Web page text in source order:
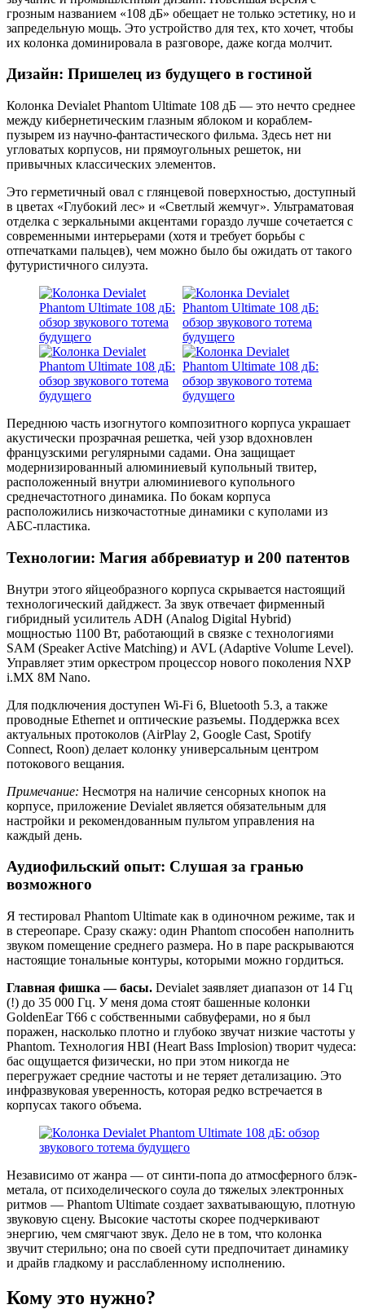
грозным названием «108 дБ» обещает не только эстетику, но и
запредельную мощь. Это устройство для тех, кто хочет, чтобы
их колонка доминировала в разговоре, даже когда молчит.
Дизайн: Пришелец из будущего в гостиной
Колонка Devialet Phantom Ultimate 108 дБ — это нечто среднее
между кибернетическим глазным яблоком и кораблем-
пузырем из научно-фантастического фильма. Здесь нет ни
угловатых корпусов, ни прямоугольных решеток, ни
привычных классических элементов.
Это герметичный овал с глянцевой поверхностью, доступный
в цветах «Глубокий лес» и «Светлый жемчуг». Ультраматовая
отделка с зеркальными акцентами гораздо лучше сочетается с
современными интерьерами (хотя и требует борьбы с
отпечатками пальцев), чем можно было бы ожидать от такого
футуристичного силуэта.
Переднюю часть изогнутого композитного корпуса украшает
акустически прозрачная решетка, чей узор вдохновлен
французскими регулярными садами. Она защищает
модернизированный алюминиевый купольный твитер,
расположенный внутри алюминиевого купольного
среднечастотного динамика. По бокам корпуса
расположились низкочастотные динамики с куполами из
АБС-пластика.
Технологии: Магия аббревиатур и 200 патентов
Внутри этого яйцеобразного корпуса скрывается настоящий
технологический дайджест. За звук отвечает фирменный
гибридный усилитель ADH (Analog Digital Hybrid)
мощностью 1100 Вт, работающий в связке с технологиями
SAM (Speaker Active Matching) и AVL (Adaptive Volume Level).
Управляет этим оркестром процессор нового поколения NXP
i.MX 8M Nano.
Для подключения доступен Wi-Fi 6, Bluetooth 5.3, а также
проводные Ethernet и оптические разъемы. Поддержка всех
актуальных протоколов (AirPlay 2, Google Cast, Spotify
Connect, Roon) делает колонку универсальным центром
потокового вещания.
Примечание: Несмотря на наличие сенсорных кнопок на
корпусе, приложение Devialet является обязательным для
настройки и рекомендованным пультом управления на
каждый день.
Аудиофильский опыт: Слушая за гранью
возможного
Я тестировал Phantom Ultimate как в одиночном режиме, так и
в стереопаре. Сразу скажу: один Phantom способен наполнить
звуком помещение среднего размера. Но в паре раскрываются
настоящие тональные контуры, которыми можно гордиться.
Главная фишка — басы. Devialet заявляет диапазон от 14 Гц
(!) до 35 000 Гц. У меня дома стоят башенные колонки
GoldenEar T66 с собственными сабвуферами, но я был
поражен, насколько плотно и глубоко звучат низкие частоты у
Phantom. Технология HBI (Heart Bass Implosion) творит чудеса:
бас ощущается физически, но при этом никогда не
перегружает средние частоты и не теряет детализацию. Это
инфразвуковая уверенность, которая редко встречается в
корпусах такого объема.
Независимо от жанра — от синти-попа до атмосферного блэк-
метала, от психоделического соула до тяжелых электронных
ритмов — Phantom Ultimate создает захватывающую, плотную
звуковую сцену. Высокие частоты скорее подчеркивают
энергию, чем смягчают звук. Дело не в том, что колонка
звучит стерильно; она по своей сути предпочитает динамику
и драйв гладкому и расслабленному исполнению.
Кому это нужно?